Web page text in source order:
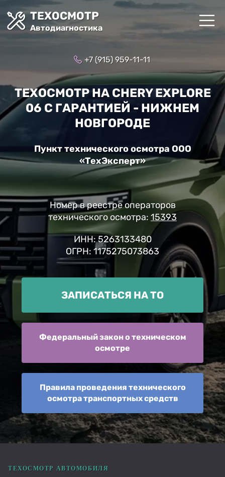
ТЕХОСМОТР
Автодиагностика
+7 (915) 959-11-11
ТЕХОСМОТР НА CHERY EXPLORE
06 С ГАРАНТИЕЙ - НИЖНЕМ
НОВГОРОДЕ
Пункт технического осмотра ООО
«ТехЭксперт»
Номер в реестре операторов
технического осмотра: 15393
ИНН: 5263133480
ОГРН: 1175275073863
ЗАПИСАТЬСЯ НА ТО
Федеральный закон о техническом
осмотре
Правила проведения технического
осмотра транспортных средств